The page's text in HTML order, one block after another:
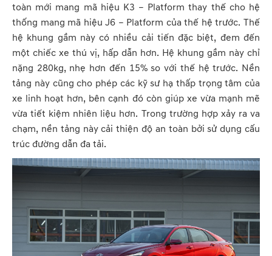
toàn mới mang mã hiệu K3 – Platform thay thế cho hệ
thống mang mã hiệu J6 – Platform của thế hệ trước. Thế
hệ khung gầm này có nhiều cải tiến đặc biệt, đem đến
một chiếc xe thú vị, hấp dẫn hơn. Hệ khung gầm này chỉ
nặng 280kg, nhẹ hơn đến 15% so với thế hệ trước. Nền
tảng này cũng cho phép các kỹ sư hạ thấp trọng tâm của
xe linh hoạt hơn, bên cạnh đó còn giúp xe vừa mạnh mẽ
vừa tiết kiệm nhiên liệu hơn. Trong trường hợp xảy ra va
chạm, nền tảng này cải thiện độ an toàn bởi sử dụng cấu
trúc đường dẫn đa tải.